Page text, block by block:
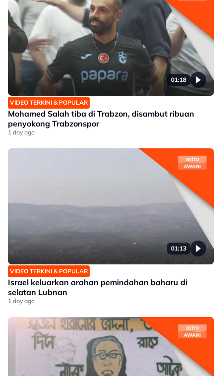
01:18
VIDEO TERKINI & POPULAR
Mohamed Salah tiba di Trabzon, disambut ribuan
penyokong Trabzonspor
1 day ago
01:13
VIDEO TERKINI & POPULAR
Israel keluarkan arahan pemindahan baharu di
selatan Lubnan
1 day ago